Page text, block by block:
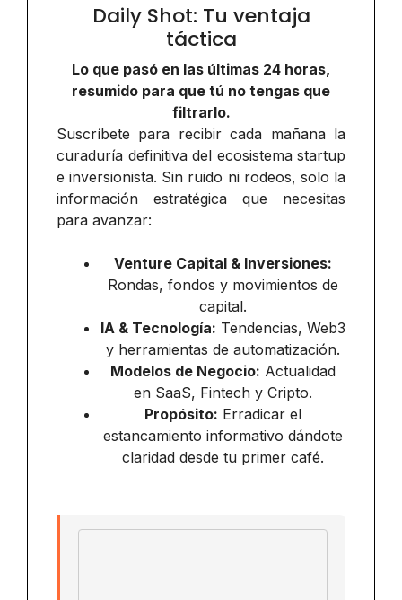
Daily Shot: Tu ventaja
táctica
Lo que pasó en las últimas 24 horas,
resumido para que tú no tengas que
filtrarlo.
Suscríbete para recibir cada mañana la
curaduría definitiva del ecosistema startup
e inversionista. Sin ruido ni rodeos, solo la
información estratégica que necesitas
para avanzar:
Venture Capital & Inversiones:
Rondas, fondos y movimientos de
capital.
IA & Tecnología: Tendencias, Web3
y herramientas de automatización.
Modelos de Negocio: Actualidad
en SaaS, Fintech y Cripto.
Propósito: Erradicar el
estancamiento informativo dándote
claridad desde tu primer café.